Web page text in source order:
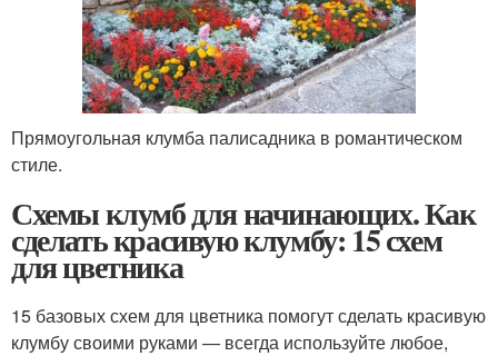
Прямоугольная клумба палисадника в романтическом
стиле.
Схемы клумб для начинающих. Как
сделать красивую клумбу: 15 схем
для цветника
15 базовых схем для цветника помогут сделать красивую
клумбу своими руками — всегда используйте любое,